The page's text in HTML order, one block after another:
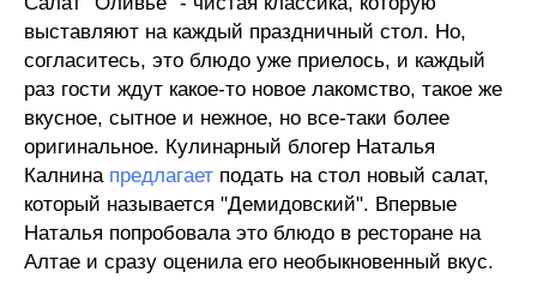
выставляют на каждый праздничный стол. Но,
согласитесь, это блюдо уже приелось, и каждый
раз гости ждут какое-то новое лакомство, такое же
вкусное, сытное и нежное, но все-таки более
оригинальное. Кулинарный блогер Наталья
Калнина предлагает подать на стол новый салат,
который называется "Демидовский". Впервые
Наталья попробовала это блюдо в ресторане на
Алтае и сразу оценила его необыкновенный вкус.